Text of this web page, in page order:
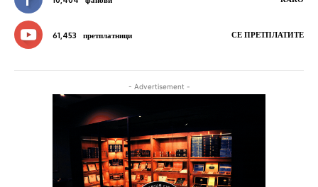
61,453 претплатници СЕ ПРЕТПЛАТИТЕ
- Advertisement -